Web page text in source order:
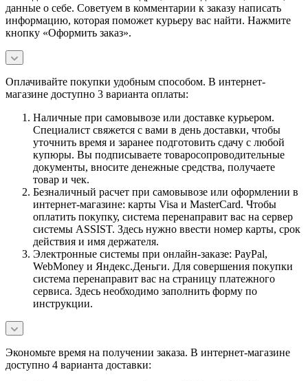
данные о себе. Советуем в комментарии к заказу написать
информацию, которая поможет курьеру вас найти. Нажмите
кнопку «Оформить заказ».
Оплачивайте покупки удобным способом. В интернет-
магазине доступно 3 варианта оплаты:
Наличные при самовывозе или доставке курьером.
Специалист свяжется с вами в день доставки, чтобы
уточнить время и заранее подготовить сдачу с любой
купюры. Вы подписываете товаросопроводительные
документы, вносите денежные средства, получаете
товар и чек.
Безналичный расчет при самовывозе или оформлении в
интернет-магазине: карты Visa и MasterCard. Чтобы
оплатить покупку, система перенаправит вас на сервер
системы ASSIST. Здесь нужно ввести номер карты, срок
действия и имя держателя.
Электронные системы при онлайн-заказе: PayPal,
WebMoney и Яндекс.Деньги. Для совершения покупки
система перенаправит вас на страницу платежного
сервиса. Здесь необходимо заполнить форму по
инструкции.
Экономьте время на получении заказа. В интернет-магазине
доступно 4 варианта доставки: